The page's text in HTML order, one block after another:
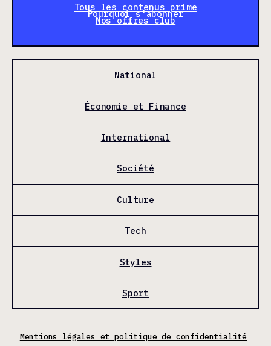
Tous les contenus prime
Pourquoi s'abonner
Nos offres club
National
Économie et Finance
International
Société
Culture
Tech
Styles
Sport
Mentions légales et politique de confidentialité